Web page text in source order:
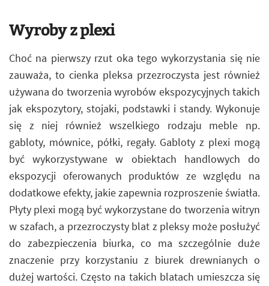
Wyroby z plexi
Choć na pierwszy rzut oka tego wykorzystania się nie
zauważa, to cienka pleksa przezroczysta jest również
używana do tworzenia wyrobów ekspozycyjnych takich
jak ekspozytory, stojaki, podstawki i standy. Wykonuje
się z niej również wszelkiego rodzaju meble np.
gabloty, mównice, półki, regały. Gabloty z plexi mogą
być wykorzystywane w obiektach handlowych do
ekspozycji oferowanych produktów ze względu na
dodatkowe efekty, jakie zapewnia rozproszenie światła.
Płyty plexi mogą być wykorzystane do tworzenia witryn
w szafach, a przezroczysty blat z pleksy może posłużyć
do zabezpieczenia biurka, co ma szczególnie duże
znaczenie przy korzystaniu z biurek drewnianych o
dużej wartości. Często na takich blatach umieszcza się